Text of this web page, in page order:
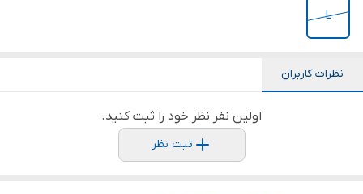
L
نظرات کاربران
اولین نفر نظر خود را ثبت کنید.
ثبت نظر